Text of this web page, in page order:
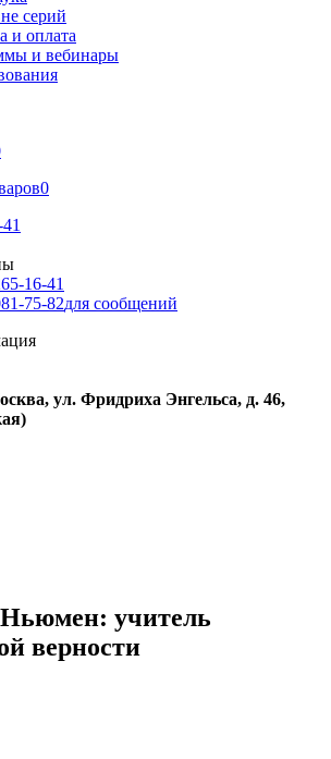
серий
и оплата
и вебинары
0
16-41
75-82для сообщений
ул. Фридриха Энгельса, д. 46,
учитель
верности